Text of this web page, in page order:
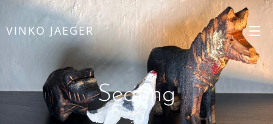
VINKO JAEGER
Seating